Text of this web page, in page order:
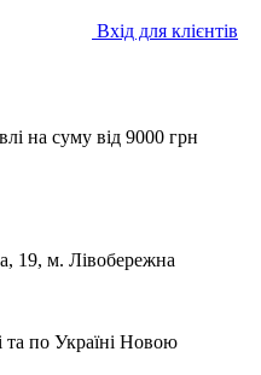
Вхід для клієнтів
на суму від 9000 грн
19, м. Лівобережна
та по Україні Новою